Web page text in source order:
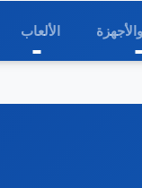
الألعاب